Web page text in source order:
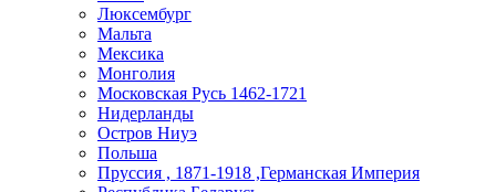
Люксембург
Мальта
Мексика
Монголия
Московская Русь 1462-1721
Нидерланды
Остров Ниуэ
Польша
Пруссия , 1871-1918 ,Германская Империя